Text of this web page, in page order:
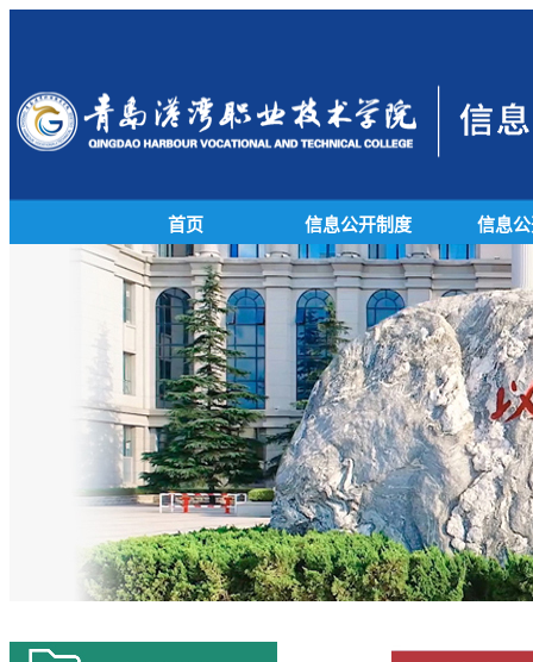
首页 信息公开制度 信息